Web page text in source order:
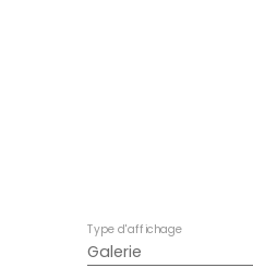
Galerie
Type d'affichage